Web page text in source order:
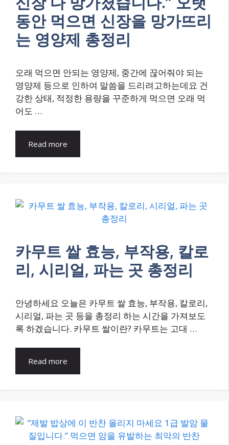
동안 먹으면 신장을 망가뜨리
는 영양제 총정리
오래 먹으면 안되는 영양제, 중간에 끊어줘야 되는
영양제 등으로 인하여 말씀을 드리려고하는데요 건
강한 상태, 적정한 용량을 꾸준하게 먹으면 오래 먹
어도 …
Read more
카무트 쌀 효능, 부작용, 칼로
리, 시리얼, 파는 곳 총정리
안녕하세요 오늘은 카무트 쌀 효능, 부작용, 칼로리,
시리얼, 파는 곳 등을 총정리 하는 시간을 가져보도
록 하겠습니다. 카무트 쌀이란? 카무트는 고대 …
Read more